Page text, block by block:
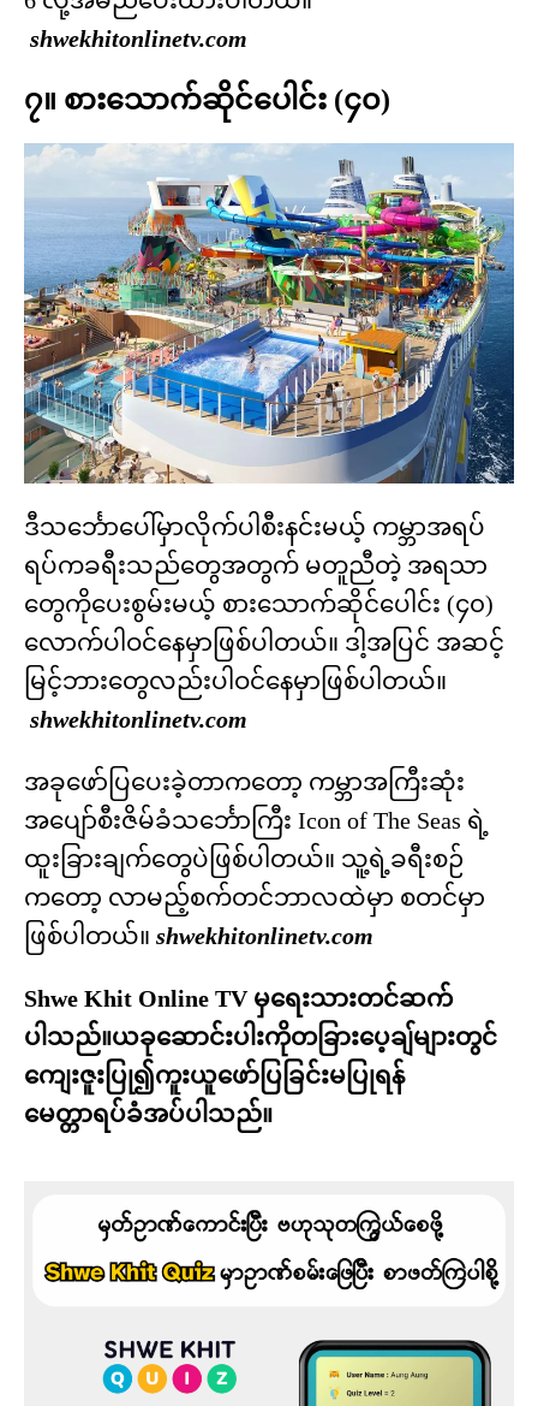
shwekhitonlinetv.com
၇။ စားသောက်ဆိုင်ပေါင်း (၄၀)
ဒီသင်္ဘောပေါ်မှာလိုက်ပါစီးနင်းမယ့် ကမ္ဘာအရပ်
ရပ်ကခရီးသည်တွေအတွက် မတူညီတဲ့ အရသာ
တွေကိုပေးစွမ်းမယ့် စားသောက်ဆိုင်ပေါင်း (၄၀)
လောက်ပါဝင်နေမှာဖြစ်ပါတယ်။ ဒါ့အပြင် အဆင့်
မြင့်ဘားတွေလည်းပါဝင်နေမှာဖြစ်ပါတယ်။
shwekhitonlinetv.com
အခုဖော်ပြပေးခဲ့တာကတော့ ကမ္ဘာအကြီးဆုံး
အပျော်စီးဇိမ်ခံသင်္ဘောကြီး Icon of The Seas ရဲ့
ထူးခြားချက်တွေပဲဖြစ်ပါတယ်။ သူ့ရဲ့ခရီးစဉ်
ကတော့ လာမည့်စက်တင်ဘာလထဲမှာ စတင်မှာ
ဖြစ်ပါတယ်။ shwekhitonlinetv.com
Shwe Khit Online TV မှရေးသားတင်ဆက်
ပါသည်။ယခုဆောင်းပါးကိုတခြားပေ့ချ်များတွင်
ကျေးဇူးပြု၍ကူးယူဖော်ပြခြင်းမပြုရန်
မေတ္တာရပ်ခံအပ်ပါသည်။